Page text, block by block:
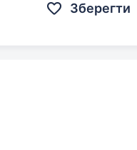
Зберегти